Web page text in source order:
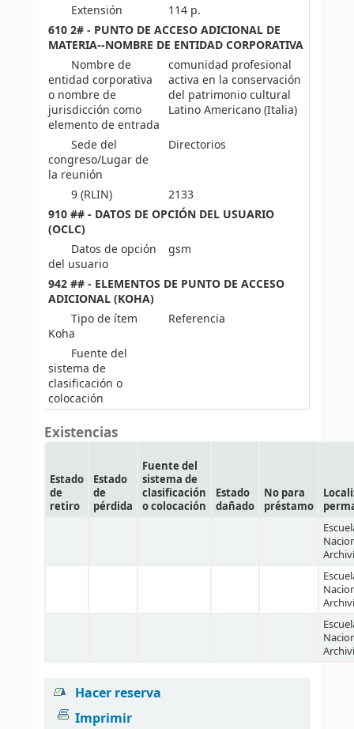
Extensión
114 p.
610 2# - PUNTO DE ACCESO ADICIONAL DE
MATERIA--NOMBRE DE ENTIDAD CORPORATIVA
Nombre de
entidad corporativa
o nombre de
jurisdicción como
elemento de entrada
comunidad profesional
activa en la conservación
del patrimonio cultural
Latino Americano (Italia)
Sede del
congreso/Lugar de
la reunión
Directorios
9 (RLIN)
2133
910 ## - DATOS DE OPCIÓN DEL USUARIO
(OCLC)
Datos de opción
del usuario
gsm
942 ## - ELEMENTOS DE PUNTO DE ACCESO
ADICIONAL (KOHA)
Tipo de ítem
Koha
Referencia
Fuente del
sistema de
clasificación o
colocación
Existencias
Estado
de
retiro
Estado
de
pérdida
Fuente del
sistema de
clasificación
o colocación
Estado
dañado
No para
préstamo
Hacer reserva
Imprimir